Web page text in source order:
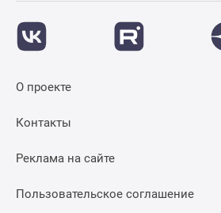
О проекте
Контакты
Реклама на сайте
Пользовательское соглашение